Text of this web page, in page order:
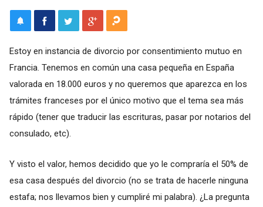
Estoy en instancia de divorcio por consentimiento mutuo en
Francia. Tenemos en común una casa pequeña en España
valorada en 18.000 euros y no queremos que aparezca en los
trámites franceses por el único motivo que el tema sea más
rápido (tener que traducir las escrituras, pasar por notarios del
consulado, etc).
Y visto el valor, hemos decidido que yo le compraría el 50% de
esa casa después del divorcio (no se trata de hacerle ninguna
estafa; nos llevamos bien y cumpliré mi palabra). ¿La pregunta